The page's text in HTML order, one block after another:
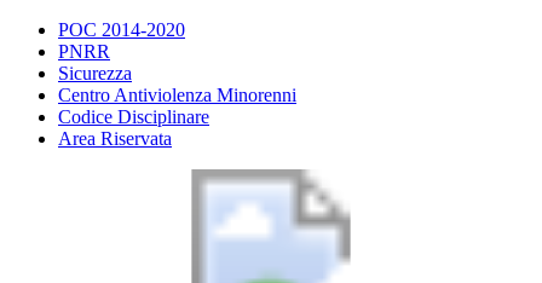
POC 2014-2020
PNRR
Sicurezza
Centro Antiviolenza Minorenni
Codice Disciplinare
Area Riservata